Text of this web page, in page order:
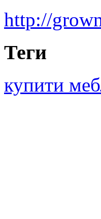
http://
Теги
купити